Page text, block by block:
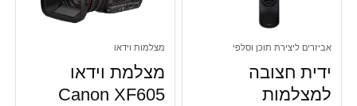
אביזרים ליצירת תוכן וסלפי
ידית חצובה
למצלמות
מצלמות וידאו
מצלמת וידאו
Canon XF605